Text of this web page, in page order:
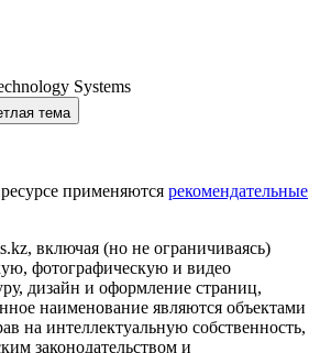
Systems
тема
применяются рекомендательные
включая (но не ограничиваясь)
фотографическую и видео
дизайн и оформление страниц,
наименование являются объектами
на интеллектуальную собственность,
законодательством и